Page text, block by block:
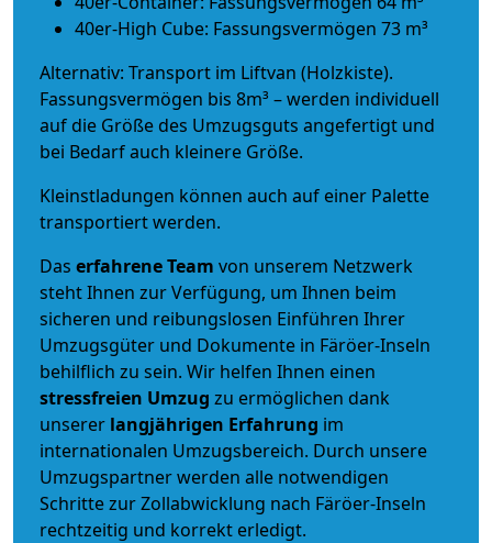
40er-High Cube: Fassungsvermögen 73 m³
Alternativ: Transport im Liftvan (Holzkiste).
Fassungsvermögen bis 8m³ – werden individuell
auf die Größe des Umzugsguts angefertigt und
bei Bedarf auch kleinere Größe.
Kleinstladungen können auch auf einer Palette
transportiert werden.
Das erfahrene Team von unserem Netzwerk
steht Ihnen zur Verfügung, um Ihnen beim
sicheren und reibungslosen Einführen Ihrer
Umzugsgüter und Dokumente in Färöer-Inseln
behilflich zu sein. Wir helfen Ihnen einen
stressfreien Umzug zu ermöglichen dank
unserer langjährigen Erfahrung im
internationalen Umzugsbereich. Durch unsere
Umzugspartner werden alle notwendigen
Schritte zur Zollabwicklung nach Färöer-Inseln
rechtzeitig und korrekt erledigt.